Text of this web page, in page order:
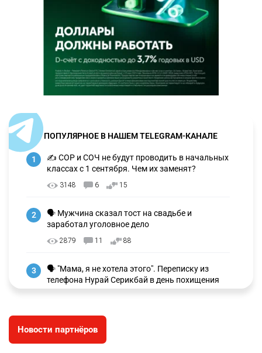
ПОПУЛЯРНОЕ В НАШЕМ TELEGRAM-КАНАЛЕ
1
✍️ СОР и СОЧ не будут проводить в начальных
классах с 1 сентября. Чем их заменят?
3148 6 15
2
🗣 Мужчина сказал тост на свадьбе и
заработал уголовное дело
2879 11 88
3
🗣 "Мама, я не хотела этого". Переписку из
телефона Нурай Серикбай в день похищения
зачитали в суде
⚠️ Доброе утро, друзья! Предлагаем обзор
главных новостей за 4 августа
Новости партнёров